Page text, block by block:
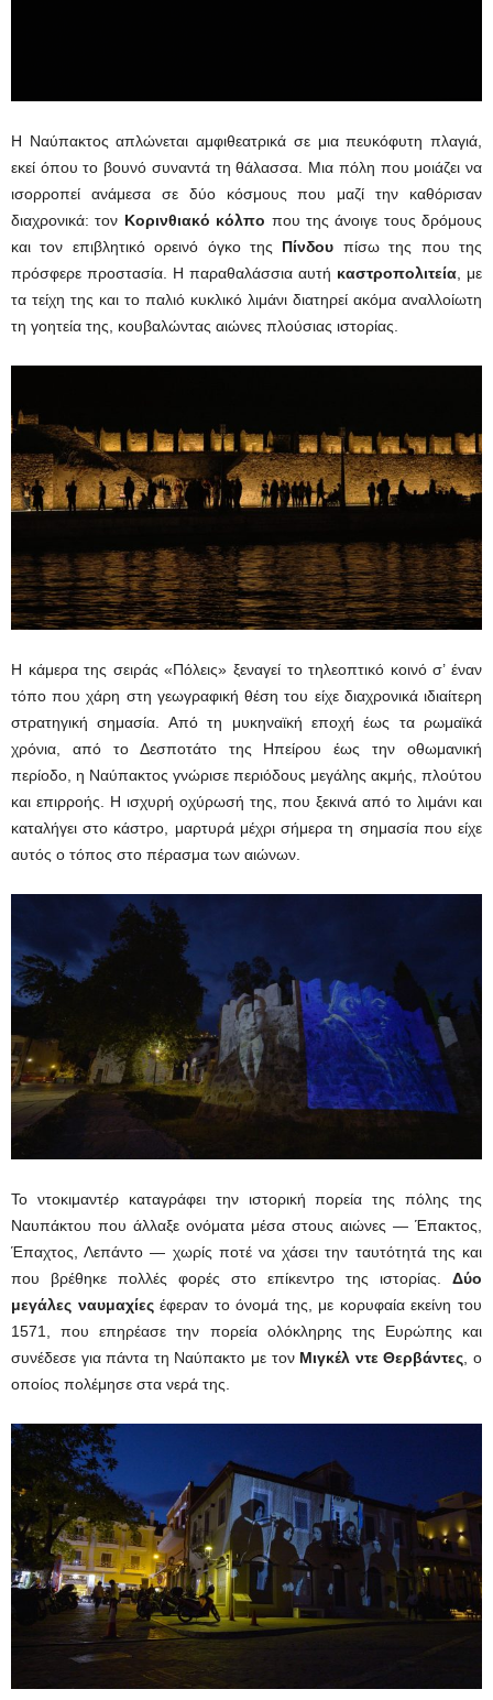
Η Ναύπακτος απλώνεται αμφιθεατρικά σε μια πευκόφυτη πλαγιά,
εκεί όπου το βουνό συναντά τη θάλασσα. Μια πόλη που μοιάζει να
ισορροπεί ανάμεσα σε δύο κόσμους που μαζί την καθόρισαν
διαχρονικά: τον Κορινθιακό κόλπο που της άνοιγε τους δρόμους
και τον επιβλητικό ορεινό όγκο της Πίνδου πίσω της που της
πρόσφερε προστασία. Η παραθαλάσσια αυτή καστροπολιτεία , με
τα τείχη της και το παλιό κυκλικό λιμάνι διατηρεί ακόμα αναλλοίωτη
τη γοητεία της, κουβαλώντας αιώνες πλούσιας ιστορίας.
Η κάμερα της σειράς «Πόλεις» ξεναγεί το τηλεοπτικό κοινό σ’ έναν
τόπο που χάρη στη γεωγραφική θέση του είχε διαχρονικά ιδιαίτερη
στρατηγική σημασία. Από τη μυκηναϊκή εποχή έως τα ρωμαϊκά
χρόνια, από το Δεσποτάτο της Ηπείρου έως την οθωμανική
περίοδο, η Ναύπακτος γνώρισε περιόδους μεγάλης ακμής, πλούτου
και επιρροής. Η ισχυρή οχύρωσή της, που ξεκινά από το λιμάνι και
καταλήγει στο κάστρο, μαρτυρά μέχρι σήμερα τη σημασία που είχε
αυτός ο τόπος στο πέρασμα των αιώνων.
Το ντοκιμαντέρ καταγράφει την ιστορική πορεία της πόλης της
Ναυπάκτου που άλλαξε ονόματα μέσα στους αιώνες — Έπακτος,
Έπαχτος, Λεπάντο — χωρίς ποτέ να χάσει την ταυτότητά της και
που βρέθηκε πολλές φορές στο επίκεντρο της ιστορίας. Δύο
μεγάλες ναυμαχίεςέφεραν το όνομά της, με κορυφαία εκείνη του
1571, που επηρέασε την πορεία ολόκληρης της Ευρώπης και
συνέδεσε για πάντα τη Ναύπακτο με τον Μιγκέλ ντε Θερβάντες , ο
οποίος πολέμησε στα νερά της.